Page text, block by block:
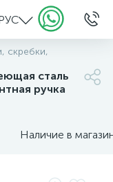
скребки,
сталь
ручка
Наличие в